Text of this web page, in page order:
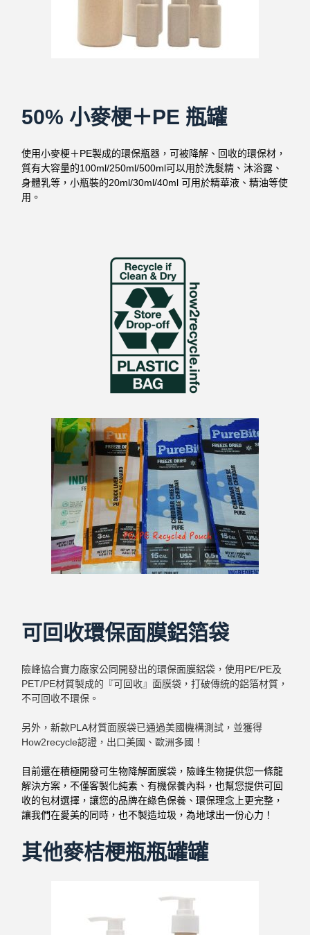
50% 小麥梗＋PE 瓶罐
使用小麥梗＋PE製成的環保瓶器，可被降解、回收的環保材，
質有大容量的100ml/250ml/500ml可以用於洗髮精、沐浴露、
身體乳等，小瓶裝的20ml/30ml/40ml 可用於精華液、精油等使
用。
可回收環保面膜鋁箔袋
險峰協合實力廠家公同開發出的環保面膜鋁袋，使用PE/PE及
PET/PE材質製成的『可回收』面膜袋，打破傳統的鋁箔材質，
不可回收不環保。
另外，新款PLA材質面膜袋已通過美國機構測試，並獲得
How2recycle認證，出口美國、歐洲多國！
目前還在積極開發可生物降解面膜袋，險峰生物提供您一條龍
解決方案，不僅客製化純素、有機保養內料，也幫您提供可回
收的包材選擇，讓您的品牌在綠色保養、環保理念上更完整，
讓我們在愛美的同時，也不製造垃圾，為地球出一份心力！
其他麥桔梗瓶瓶罐罐